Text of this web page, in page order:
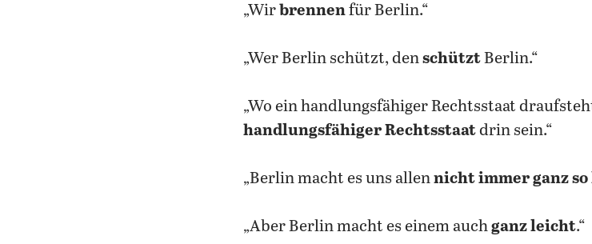
„Wirbrennenfür Berlin.“
„Wer Berlin schützt, denschütztBerlin.“
„Wo ein handlungsfähiger Rechtsstaat
handlungsfähiger Rechtsstaatdrin sein.“
„Berlin macht es uns allennicht immer ganz
„Aber Berlin macht es einem auchganz leicht.“